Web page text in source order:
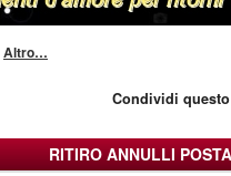
Altro…
Condividi
RITIRO ANNULLI